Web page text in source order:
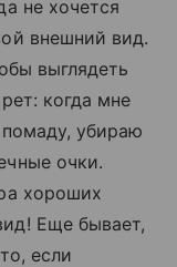
не хочется
внешний вид.
выглядеть
когда мне
убираю
очки.
хороших
Еще бывает,
если